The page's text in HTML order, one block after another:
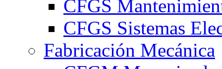
CFGS
CFGS Sistemas
Fabricación Mecánica